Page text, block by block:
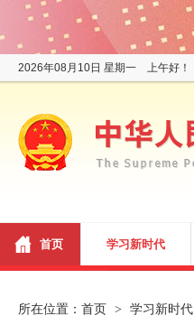
2026年08月10日 星期一 上午好！
首页 学习新时代
所在位置： 首页 > 学习新时代